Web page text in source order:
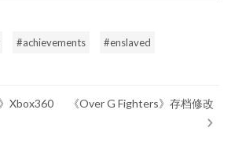
achievements enslaved
Xbox360
《Over G Fighters》存档修改